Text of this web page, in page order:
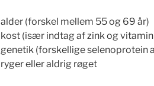
alder (forskel mellem 55 og 69 år)
kost (især indtag af zink og vitamin
genetik (forskellige selenoprotein
ryger eller aldrig røget